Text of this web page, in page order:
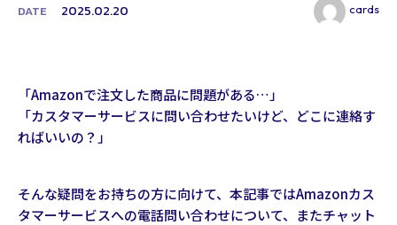
DATE 2025.02.20 cards
「Amazonで注文した商品に問題がある…」
「カスタマーサービスに問い合わせたいけど、どこに連絡す
ればいいの？」
そんな疑問をお持ちの方に向けて、本記事ではAmazonカス
タマーサービスへの電話問い合わせについて、またチャット